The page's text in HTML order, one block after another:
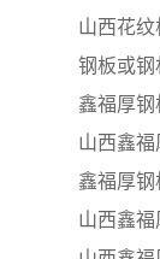
山西花
钢板或钢
鑫福厚
山西鑫
鑫福厚钢
山西鑫福